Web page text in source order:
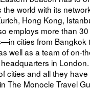
world with its
Hong Kong,
employs more than
cities from Bangkok
well as a team of on-
in London.
cities and all they
The Monocle Travel